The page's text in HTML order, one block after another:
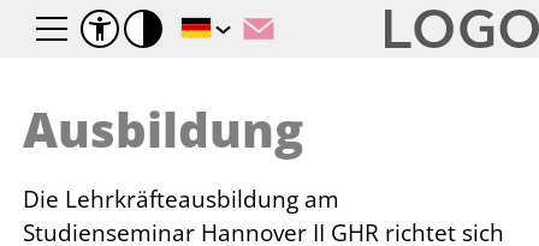
Ausbildung
Die Lehrkräfteausbildung am
Studienseminar Hannover II GHR richtet sich